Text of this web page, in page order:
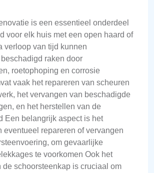
is een essentieel onderdeel
voor elk huis met een open haard of
verloop van tijd kunnen
raken door
roetophoping en corrosie
vaak het repareren van scheuren
het vervangen van beschadigde
en het herstellen van de
Een belangrijk aspect is het
eventueel repareren of vervangen
om gevaarlijke
te voorkomen Ook het
de schoorsteenkap is cruciaal om